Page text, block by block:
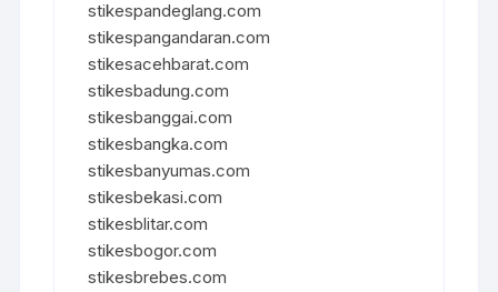
stikespandeglang.com
stikespangandaran.com
stikesacehbarat.com
stikesbadung.com
stikesbanggai.com
stikesbangka.com
stikesbanyumas.com
stikesbekasi.com
stikesblitar.com
stikesbogor.com
stikesbrebes.com